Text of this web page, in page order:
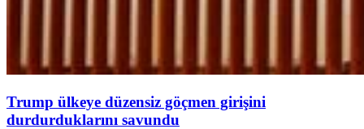
Trump ülkeye düzensiz göçmen girişini
durdurduklarını savundu